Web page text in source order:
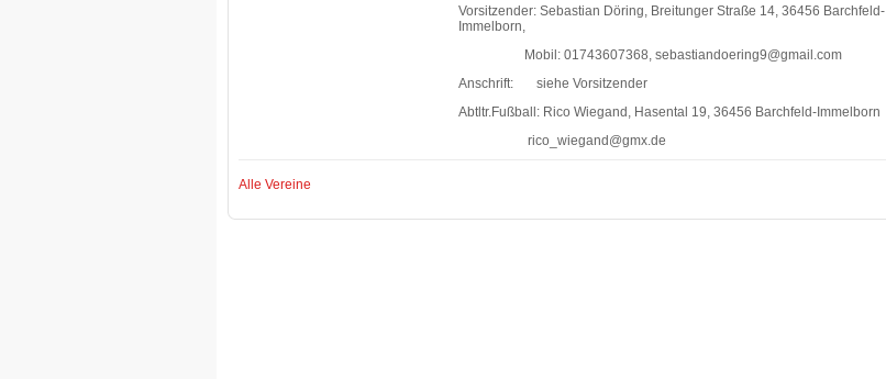
Vorsitzender: Sebastian Döring, Breitunger Straße 14, 36456 Barchfeld-
Immelborn,
Mobil: 01743607368, sebastiandoering9@gmail.com
Anschrift: siehe Vorsitzender
Abtltr.Fußball: Rico Wiegand, Hasental 19, 36456 Barchfeld-Immelborn
rico_wiegand@gmx.de
Alle Vereine